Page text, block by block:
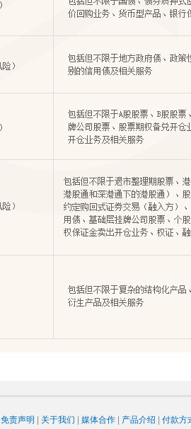
免责声明 关于我们 媒体合作 产品介绍
付款方